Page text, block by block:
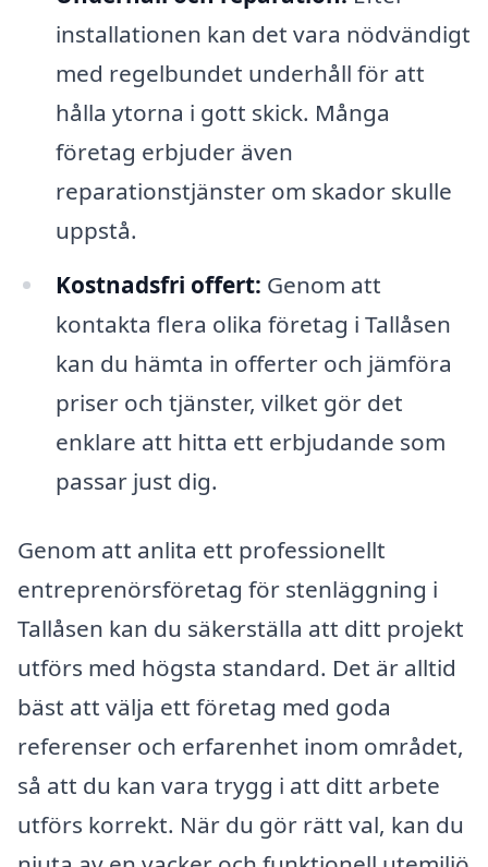
installationen kan det vara nödvändigt
med regelbundet underhåll för att
hålla ytorna i gott skick. Många
företag erbjuder även
reparationstjänster om skador skulle
uppstå.
Kostnadsfri offert: Genom att
kontakta flera olika företag i Tallåsen
kan du hämta in offerter och jämföra
priser och tjänster, vilket gör det
enklare att hitta ett erbjudande som
passar just dig.
Genom att anlita ett professionellt
entreprenörsföretag för stenläggning i
Tallåsen kan du säkerställa att ditt projekt
utförs med högsta standard. Det är alltid
bäst att välja ett företag med goda
referenser och erfarenhet inom området,
så att du kan vara trygg i att ditt arbete
utförs korrekt. När du gör rätt val, kan du